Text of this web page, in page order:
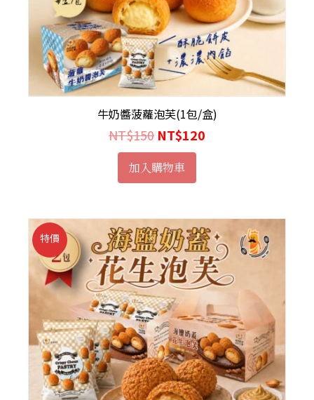
牛奶醬菠蘿泡芙(1包/盒)
NT$150 NT$120
加入購物車
特價